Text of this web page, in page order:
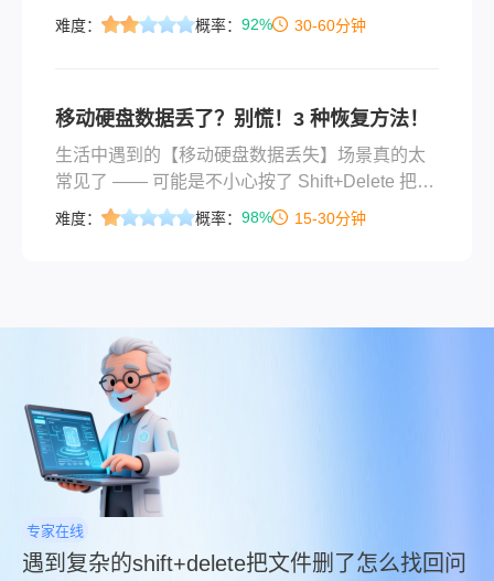
插电脑提示 “需要格式化才能使用”，她点了确
时心都凉了半截。不光硬盘，U 盘、内存卡也一
样，不管是误格式化，还是 Shift+Delete 删文
件、拖拽时不小心丢了，大家第一反应肯定是 “还
呢？
难度： 概率： 92% 30-60分钟
移动硬盘数据丢了？别慌！3 种恢复方法！
生活中遇到的【移动硬盘数据丢失】场景真的太
常见了 —— 可能是不小心按了 Shift+Delete 把重
要工作文档删了，也可能是拖拽文件时手滑拖到
难度： 概率： 98% 15-30分钟
专家在线
遇到复杂的shift+delete把文件删了怎么找回问